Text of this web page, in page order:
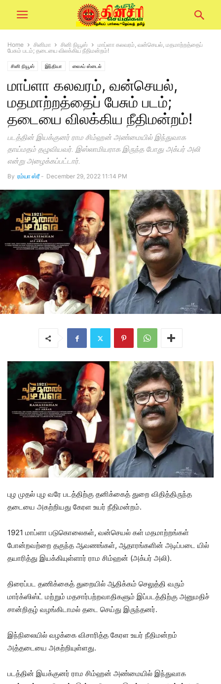
Home சினிமா சினி நியூஸ்
மாப்ளா கலவரம், வன்செயல், மதமாற்றத்தைப்
பேசும் படம்; தடையை விலக்கிய நீதிமன்றம்!
சினி நியூஸ் இந்தியா லைஃப் ஸ்டைல்
மாப்ளா கலவரம், வன்செயல்,
மதமாற்றத்தைப் பேசும் படம்;
தடையை விலக்கிய நீதிமன்றம்!
படத்தின் இயக்குனர் ராம சிம்ஹன் அண்மையில் இந்துவாக
தாய்மதம் தழுவியவர். இஸ்லாமியராக இருந்த போது அக்பர் அலி
என்று அழைக்கப்பட்டார்.
By ரம்யா ஸ்ரீ - December 29, 2022 11:14 PM
புழ முதல் புழ வரே படத்திற்கு தனிக்கைத் துறை விதித்திருந்த
தடையை அகற்றியது கேரள உயர் நீதிமன்றம்.
1921 மாப்ளா படுகொலைகள், வன்செயல் கள் மதமாற்றங்கள்
போன்றவற்றை தகுந்த ஆவணங்கள், ஆதாரங்களின் அடிப்படை யில்
தயாரித்து இயக்கியுள்ளார் ராம சிம்ஹன் (அக்பர் அலி).
திரைப்பட தணிக்கைத் துறையில் ஆதிக்கம் செலுத்தி வரும்
மார்க்ஸிஸ்ட் மற்றும் மதசார்பற்றவாதிகளும் இப்படத்திற்கு அனுமதிச்
சான்றிதழ் வழங்கிடாமல் தடை செய்து இருந்தனர்.
இந்நிலையில் வழக்கை விசாரித்த கேரள உயர் நீதிமன்றம்
அத்தடையை அகற்றியுள்ளது.
படத்தின் இயக்குனர் ராம சிம்ஹன் அண்மையில் இந்துவாக